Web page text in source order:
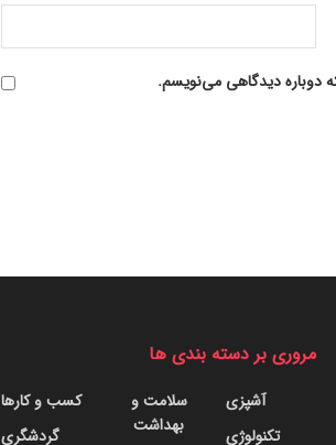
دوباره دیدگاهی می‌نویسم.
مروری بر دسته بندی ها
آشپزی
تکنولوژی
سلامت و
بهداشت
کسب و کارها
گردشگری